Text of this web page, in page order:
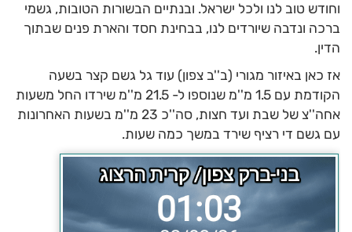
וחודש טוב לנו ולכל ישראל. ובנתיים הבשורות הטובות, גשמי
ברכה ונדבה שיורדים לנו, בבחינת חסד והארת פנים שבתוך
הדין.
אז כאן באיזור מגורי (ב''ב צפון) עוד גל גשם קצר בשעה
הקודמת עם 1.5 מ''מ שנוספו ל- 21.5 מ''מ שירדו החל משעות
אחה''צ של שבת ועד חצות, סה''כ 23 מ''מ בשעות האחרונות
עם גשם די רציף שירד במשך כמה שעות.